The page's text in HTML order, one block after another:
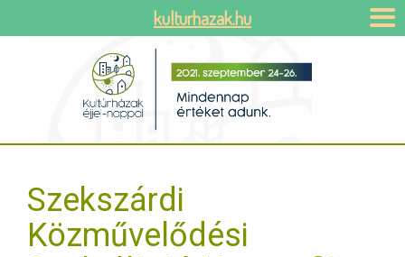
Szekszárdi
Közművelődési
kulturhazak.hu